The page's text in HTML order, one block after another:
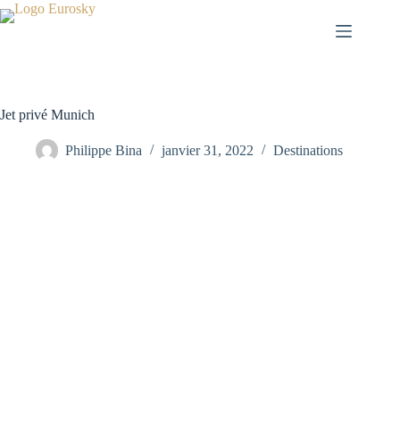
Passer
au
Jet privé Munich
Philippe Bina janvier 31, 2022 Destinations